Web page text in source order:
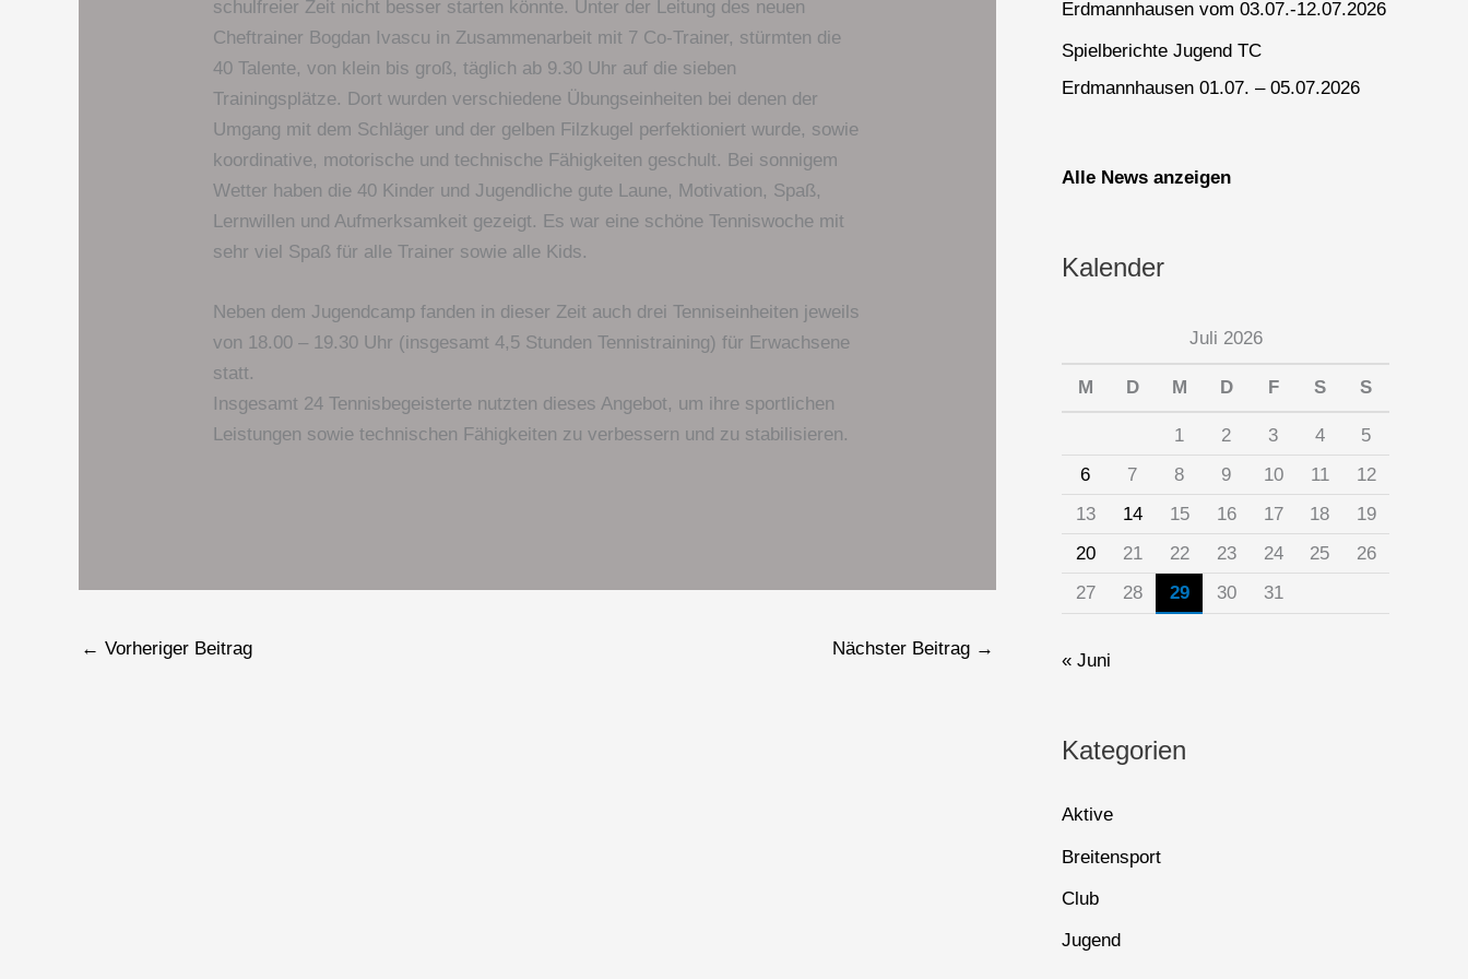
schulfreier Zeit nicht besser starten könnte. Unter der Leitung des neuen
Cheftrainer Bogdan Ivascu in Zusammenarbeit mit 7 Co-Trainer, stürmten die
40 Talente, von klein bis groß, täglich ab 9.30 Uhr auf die sieben
Trainingsplätze. Dort wurden verschiedene Übungseinheiten bei denen der
Umgang mit dem Schläger und der gelben Filzkugel perfektioniert wurde, sowie
koordinative, motorische und technische Fähigkeiten geschult. Bei sonnigem
Wetter haben die 40 Kinder und Jugendliche gute Laune, Motivation, Spaß,
Lernwillen und Aufmerksamkeit gezeigt. Es war eine schöne Tenniswoche mit
sehr viel Spaß für alle Trainer sowie alle Kids.
Neben dem Jugendcamp fanden in dieser Zeit auch drei Tenniseinheiten jeweils
von 18.00 – 19.30 Uhr (insgesamt 4,5 Stunden Tennistraining) für Erwachsene
statt.
Insgesamt 24 Tennisbegeisterte nutzten dieses Angebot, um ihre sportlichen
Leistungen sowie technischen Fähigkeiten zu verbessern und zu stabilisieren.
← Vorheriger Beitrag Nächster Beitrag →
Erdmannhausen vom 03.07.-12.07.2026
Spielberichte Jugend TC
Erdmannhausen 01.07. – 05.07.2026
Alle News anzeigen
Kalender
Juli 2026
M D M D F S S
1 2 3 4
5
6
7 8 9 10 11
12
13
14 15 16 17 18
19
20
21 22 23 24 25
26
27
28 29 30 31
« Juni
Kategorien
Aktive
Breitensport
Club
Jugend